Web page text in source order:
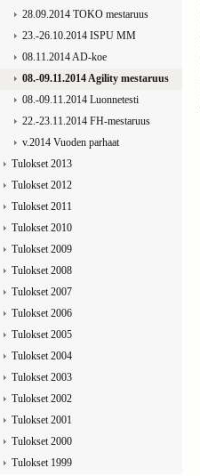
28.09.2014 TOKO mestaruus
23.-26.10.2014 ISPU MM
08.11.2014 AD-koe
08.-09.11.2014 Agility mestaruus
08.-09.11.2014 Luonnetesti
22.-23.11.2014 FH-mestaruus
v.2014 Vuoden parhaat
Tulokset 2013
Tulokset 2012
Tulokset 2011
Tulokset 2010
Tulokset 2009
Tulokset 2008
Tulokset 2007
Tulokset 2006
Tulokset 2005
Tulokset 2004
Tulokset 2003
Tulokset 2002
Tulokset 2001
Tulokset 2000
Tulokset 1999